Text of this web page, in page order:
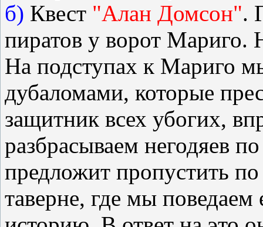
б) Квест "Алан Домсон".
пиратов у ворот Мариго.
На подступах к Мариго
дубаломами, которые
защитник всех убогих,
разбрасываем негодяев
предложит пропустить
таверне, где мы